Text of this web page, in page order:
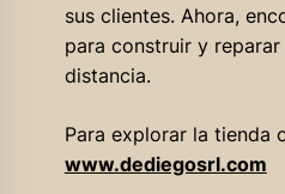
sus clientes. Ahora,
para construir y
distancia.
Para explorar la tienda
www.dediegosrl.com